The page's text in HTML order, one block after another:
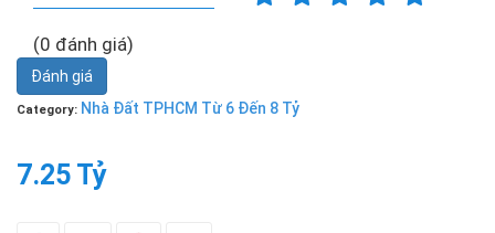
(0 đánh giá)
Đánh giá
Category: Nhà Đất TPHCM Từ 6 Đến 8 Tỷ
7.25 Tỷ